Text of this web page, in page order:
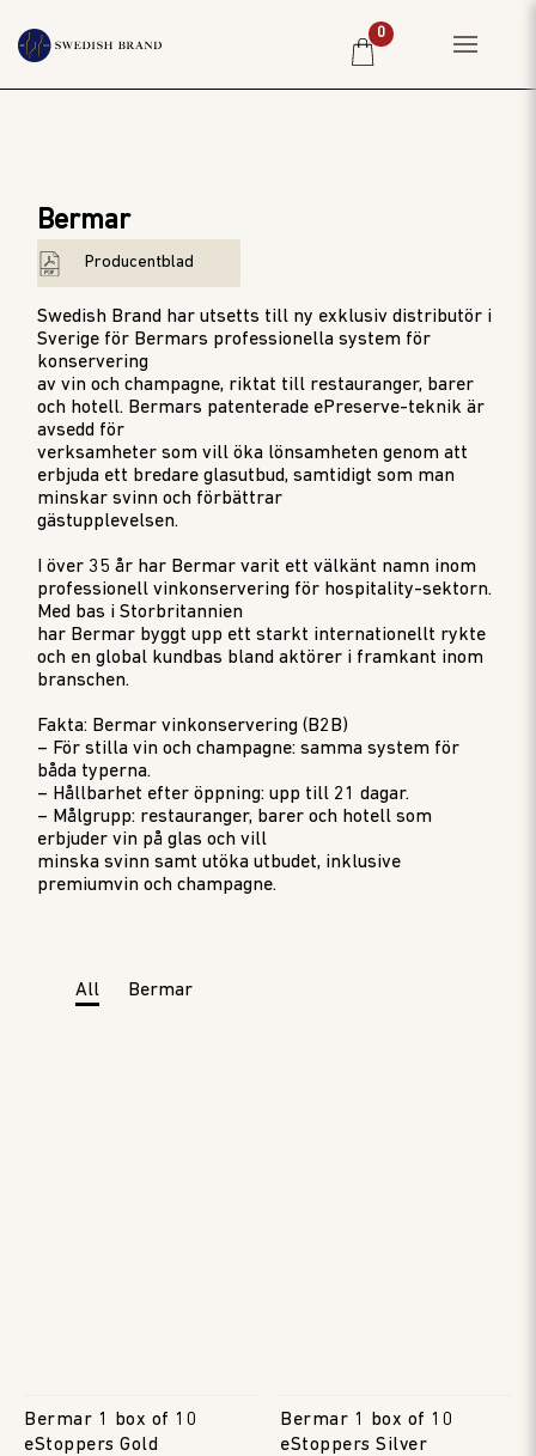
RESTAURANG
PRODUCENTER
OM OSS
WEBBSHOP
PRISLISTA
0
Bermar
Producentblad
Swedish Brand har utsetts till ny exklusiv distributör i
Sverige för Bermars professionella system för
konservering
av vin och champagne, riktat till restauranger, barer
och hotell. Bermars patenterade ePreserve-teknik är
avsedd för
verksamheter som vill öka lönsamheten genom att
erbjuda ett bredare glasutbud, samtidigt som man
minskar svinn och förbättrar
gästupplevelsen.
I över 35 år har Bermar varit ett välkänt namn inom
professionell vinkonservering för hospitality-sektorn.
Med bas i Storbritannien
har Bermar byggt upp ett starkt internationellt rykte
och en global kundbas bland aktörer i framkant inom
branschen.
Fakta: Bermar vinkonservering (B2B)
– För stilla vin och champagne: samma system för
båda typerna.
– Hållbarhet efter öppning: upp till 21 dagar.
– Målgrupp: restauranger, barer och hotell som
erbjuder vin på glas och vill
minska svinn samt utöka utbudet, inklusive
premiumvin och champagne.
All Bermar
Bermar 1 box of 10
eStoppers Gold
Bermar 1 box of 10
eStoppers Silver